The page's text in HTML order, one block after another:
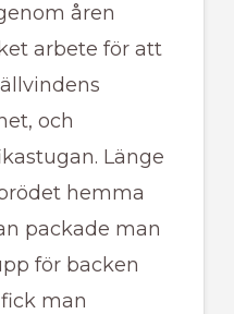
åren
arbete för att
och
Länge
hemma
packade man
för backen
man